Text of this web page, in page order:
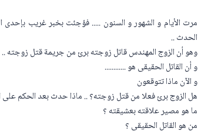
مرت الأيام و الشهور و السنون ..... فؤجئت بخبر غريب بإحدى
الحدث ..
وهو أن الزوج المهندس قاتل زوجته برئ من جريمة قتل زوجته ..
و أن القاتل الحقيقى هو ............
و الآن ماذا تتوقعون
هل الزوج برئ فعلا من قتل زوجته؟ .. ماذا حدث بعد الحكم على
ما هو مصير علاقته بعشيقته ؟
من هو القاتل الحقيقى ؟